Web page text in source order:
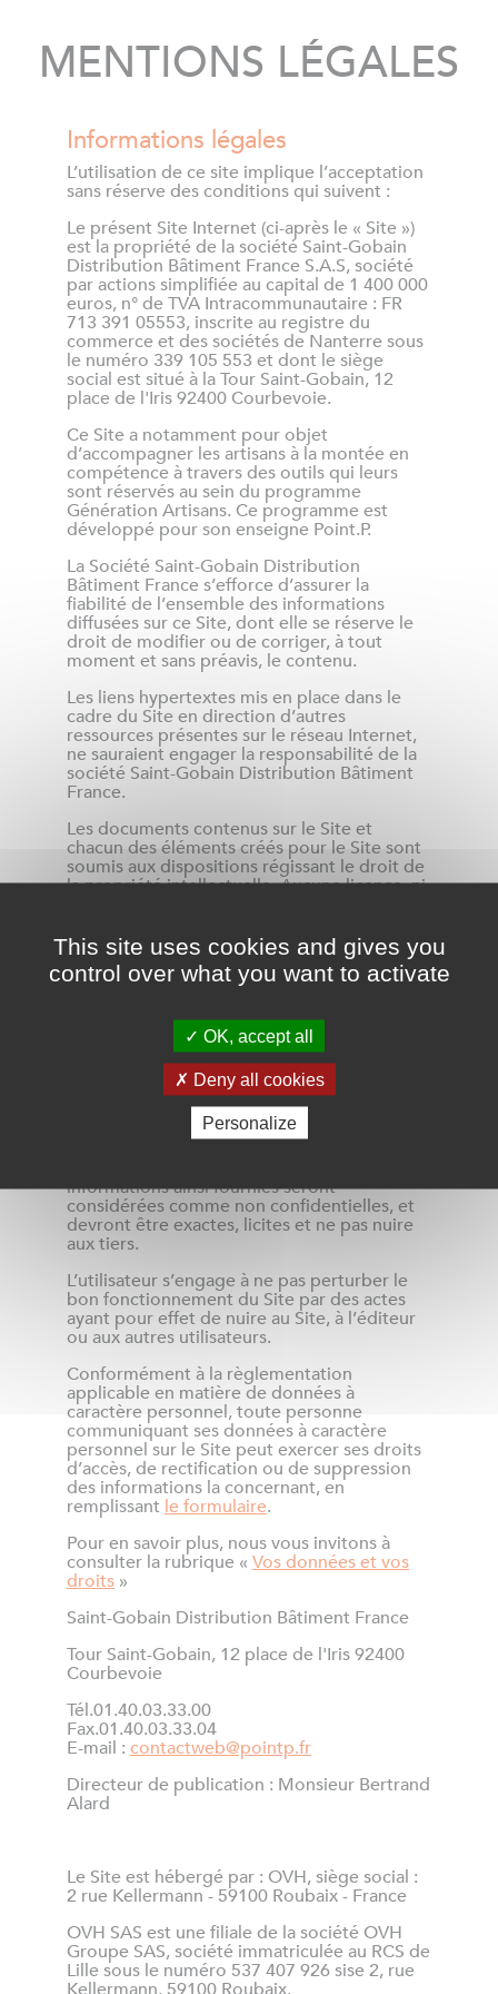
MENTIONS LÉGALES
Informations légales
L’utilisation de ce site implique l’acceptation
sans réserve des conditions qui suivent :
Le présent Site Internet (ci-après le « Site »)
est la propriété de la société Saint-Gobain
Distribution Bâtiment France S.A.S, société
par actions simplifiée au capital de 1 400 000
euros, n° de TVA Intracommunautaire : FR
713 391 05553, inscrite au registre du
commerce et des sociétés de Nanterre sous
le numéro 339 105 553 et dont le siège
social est situé à la Tour Saint-Gobain, 12
place de l'Iris 92400 Courbevoie.
Ce Site a notamment pour objet
d’accompagner les artisans à la montée en
compétence à travers des outils qui leurs
sont réservés au sein du programme
Génération Artisans. Ce programme est
développé pour son enseigne Point.P.
La Société Saint-Gobain Distribution
Bâtiment France s’efforce d’assurer la
fiabilité de l’ensemble des informations
diffusées sur ce Site, dont elle se réserve le
droit de modifier ou de corriger, à tout
moment et sans préavis, le contenu.
Les liens hypertextes mis en place dans le
cadre du Site en direction d’autres
ressources présentes sur le réseau Internet,
ne sauraient engager la responsabilité de la
société Saint-Gobain Distribution Bâtiment
France.
Les documents contenus sur le Site et
chacun des éléments créés pour le Site sont
soumis aux dispositions régissant le droit de
la propriété intellectuelle. Aucune licence, ni
reproduction de tous documents publiés sur
le Site est uniquement autorisée aux fins
exclusives d’information pour un usage
toute utilisation de copies réalisées à
d’autres fins étant expressément interdite.
Chaque utilisateur de ce Site qui fournit des
informations (autres que ses données à
caractère personnel) à Saint-Gobain
Distribution Bâtiment France l’autorise à en
informations ainsi fournies seront
considérées comme non confidentielles, et
devront être exactes, licites et ne pas nuire
aux tiers.
L’utilisateur s’engage à ne pas perturber le
bon fonctionnement du Site par des actes
ayant pour effet de nuire au Site, à l’éditeur
ou aux autres utilisateurs.
Conformément à la règlementation
applicable en matière de données à
caractère personnel, toute personne
communiquant ses données à caractère
personnel sur le Site peut exercer ses droits
d’accès, de rectification ou de suppression
des informations la concernant, en
remplissant le formulaire.
Pour en savoir plus, nous vous invitons à
consulter la rubrique « Vos données et vos
droits »
Saint-Gobain Distribution Bâtiment France
Tour Saint-Gobain, 12 place de l'Iris 92400
Courbevoie
Tél.01.40.03.33.00
Fax.01.40.03.33.04
E-mail : contactweb@pointp.fr
Directeur de publication : Monsieur Bertrand
Alard
Le Site est hébergé par : OVH, siège social :
2 rue Kellermann - 59100 Roubaix - France
OVH SAS est une filiale de la société OVH
Groupe SAS, société immatriculée au RCS de
Lille sous le numéro 537 407 926 sise 2, rue
This site uses cookies and gives you
control over what you want to activate
OK, accept all
Deny all cookies
Personalize